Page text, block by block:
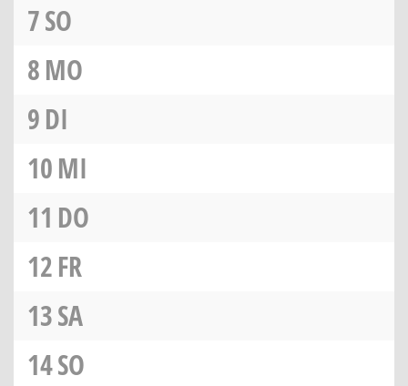
7SO
8MO
9DI
10MI
11 DO
12FR
13SA
14SO